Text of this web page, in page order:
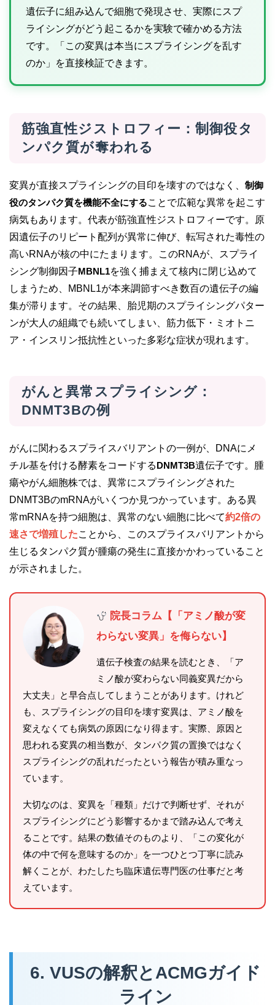
遺伝子に組み込んで細胞で発現させ、実際にスプ
ライシングがどう起こるかを実験で確かめる方法
です。「この変異は本当にスプライシングを乱す
のか」を直接検証できます。
筋強直性ジストロフィー：制御役タ
ンパク質が奪われる
変異が直接スプライシングの目印を壊すのではなく、 制御
役のタンパク質を機能不全にすることで広範な異常を起こす
病気もあります。代表が筋強直性ジストロフィーです。原
因遺伝子のリピート配列が異常に伸び、転写された毒性の
高いRNAが核の中にたまります。このRNAが、スプライ
シング制御因子MBNL1を強く捕まえて核内に閉じ込めて
しまうため、MBNL1が本来調節すべき数百の遺伝子の編
集が滞ります。その結果、胎児期のスプライシングパター
ンが大人の組織でも続いてしまい、筋力低下・ミオトニ
ア・インスリン抵抗性といった多彩な症状が現れます。
がんと異常スプライシング：
DNMT3Bの例
がんに関わるスプライスバリアントの一例が、DNAにメ
チル基を付ける酵素をコードするDNMT3B遺伝子です。腫
瘍やがん細胞株では、異常にスプライシングされた
DNMT3BのmRNAがいくつか見つかっています。ある異
常mRNAを持つ細胞は、異常のない細胞に比べて約2倍の
速さで増殖したことから、このスプライスバリアントから
生じるタンパク質が腫瘍の発生に直接かかわっていること
が示されました。
院長コラム【「アミノ酸が変
わらない変異」を侮らない】
遺伝子検査の結果を読むとき、「ア
ミノ酸が変わらない同義変異だから
大丈夫」と早合点してしまうことがあります。けれど
も、スプライシングの目印を壊す変異は、アミノ酸を
変えなくても病気の原因になり得ます。実際、原因と
思われる変異の相当数が、タンパク質の置換ではなく
スプライシングの乱れだったという報告が積み重なっ
ています。
大切なのは、変異を「種類」だけで判断せず、それが
スプライシングにどう影響するかまで踏み込んで考え
ることです。結果の数値そのものより、「この変化が
体の中で何を意味するのか」を一つひとつ丁寧に読み
解くことが、わたしたち臨床遺伝専門医の仕事だと考
えています。
6. VUSの解釈とACMGガイド
ライン